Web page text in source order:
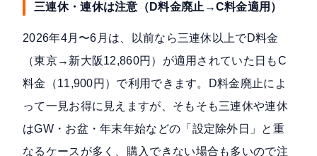
三連休・連休は注意（D料金廃止→C料金適用）
2026年4月〜6月は、以前なら三連休以上でD料金
（東京→新大阪12,860円）が適用されていた日もC
料金（11,900円）で利用できます。D料金廃止によ
って一見お得に見えますが、そもそも三連休や連休
はGW・お盆・年末年始などの「設定除外日」と重
なるケースが多く、購入できない場合も多いので注